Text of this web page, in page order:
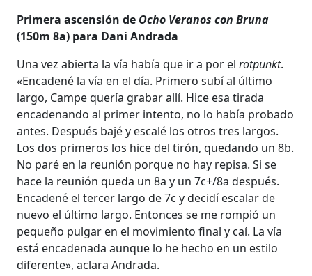
Primera ascensión de Ocho Veranos con Bruna
(150m 8a) para Dani Andrada
Una vez abierta la vía había que ir a por el rotpunkt.
«Encadené la vía en el día. Primero subí al último
largo, Campe quería grabar allí. Hice esa tirada
encadenando al primer intento, no lo había probado
antes. Después bajé y escalé los otros tres largos.
Los dos primeros los hice del tirón, quedando un 8b.
No paré en la reunión porque no hay repisa. Si se
hace la reunión queda un 8a y un 7c+/8a después.
Encadené el tercer largo de 7c y decidí escalar de
nuevo el último largo. Entonces se me rompió un
pequeño pulgar en el movimiento final y caí. La vía
está encadenada aunque lo he hecho en un estilo
diferente», aclara Andrada.